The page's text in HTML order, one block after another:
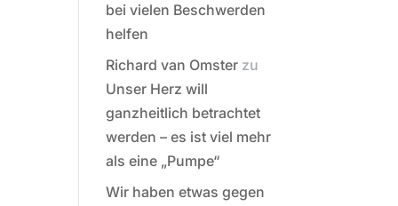
bei vielen Beschwerden
helfen
Richard van Omster zu
Unser Herz will
ganzheitlich betrachtet
werden – es ist viel mehr
als eine „Pumpe“
Wir haben etwas gegen